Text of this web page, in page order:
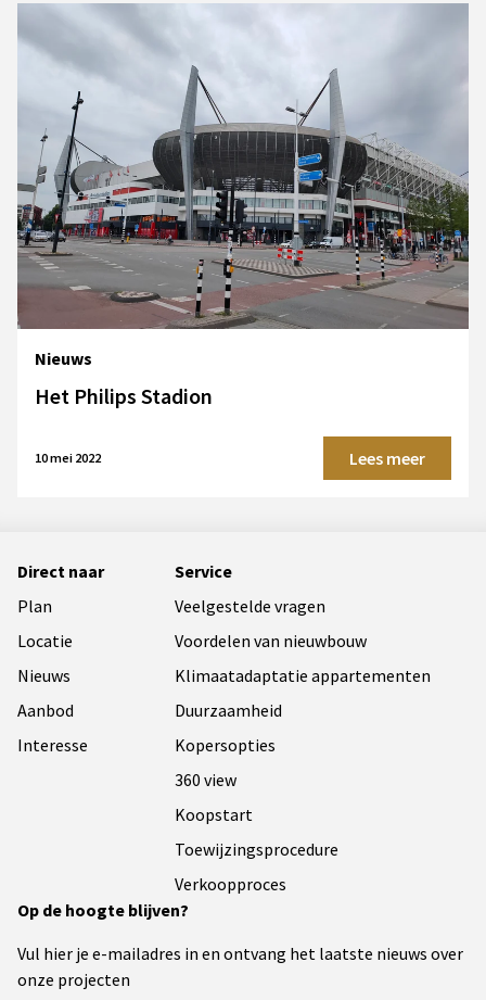
Nieuws
Het Philips Stadion
10 mei 2022 Lees meer
Direct naar
Plan
Locatie
Nieuws
Aanbod
Interesse
Service
Veelgestelde vragen
Voordelen van nieuwbouw
Klimaatadaptatie appartementen
Duurzaamheid
Kopersopties
360 view
Koopstart
Toewijzingsprocedure
Verkoopproces
Op de hoogte blijven?
Vul hier je e-mailadres in en ontvang het laatste nieuws over
onze projecten